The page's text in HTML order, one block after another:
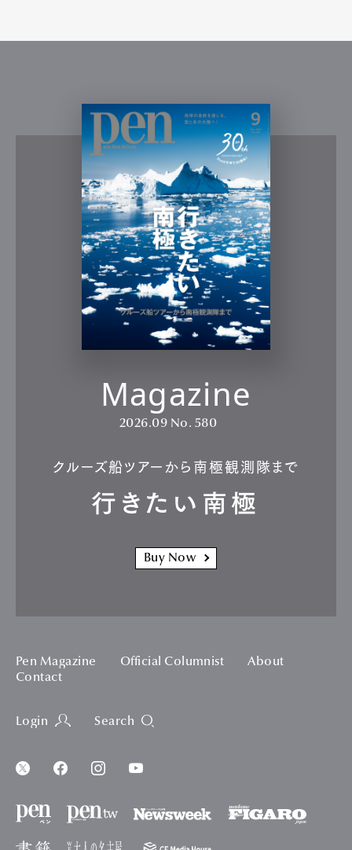
Pen Meet
Magazine
2026.09 No. 580
クルーズ船ツアーから南極観測隊まで
行きたい南極
Buy Now
Pen Magazine Official Columnist
About
Contact
Login Search